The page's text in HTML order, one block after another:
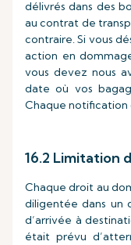
délivrés dans des
au contrat de
contraire. Si vous
action en
vous devez nous
date où vos
Chaque
16.2 Limitation
Chaque droit au
diligentée dans un
d’arrivée à
était prévu